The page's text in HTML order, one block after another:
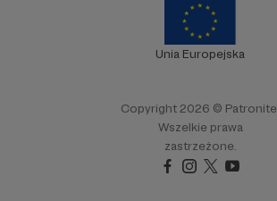
Unia Europejska
Copyright 2026 © Patronite.
Wszelkie prawa
zastrzeżone.